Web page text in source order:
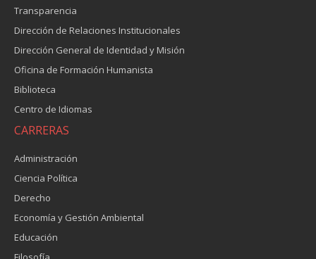
Transparencia
Dirección de Relaciones Institucionales
Dirección General de Identidad y Misión
Oficina de Formación Humanista
Biblioteca
Centro de Idiomas
CARRERAS
Administración
Ciencia Política
Derecho
Economía y Gestión Ambiental
Educación